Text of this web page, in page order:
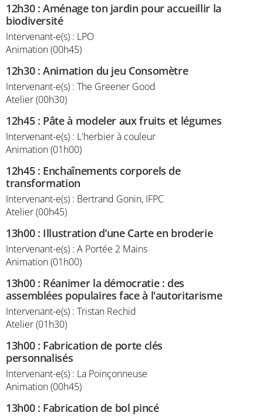
12h30:Aménage ton jardin pour accueillir la
biodiversité
Intervenant-e(s) : LPO
Animation (00h45)
12h30:Animation du jeu Consomètre
Intervenant-e(s) : The Greener Good
Atelier (00h30)
12h45: Pâte à modeler aux fruits et légumes
Intervenant-e(s) : L'herbier à couleur
Animation (01h00)
12h45: Enchaînements corporels de
transformation
Intervenant-e(s) : Bertrand Gonin, IFPC
Atelier (00h45)
13h00: Illustration d’une Carte en broderie
Intervenant-e(s) : A Portée 2 Mains
Animation (01h00)
13h00: Réanimer la démocratie : des
assemblées populaires face à l'autoritarisme
Intervenant-e(s) : Tristan Rechid
Atelier (01h30)
13h00: Fabrication de porte clés
personnalisés
Intervenant-e(s) : La Poinçonneuse
Animation (00h45)
13h00: Fabrication de bol pincé